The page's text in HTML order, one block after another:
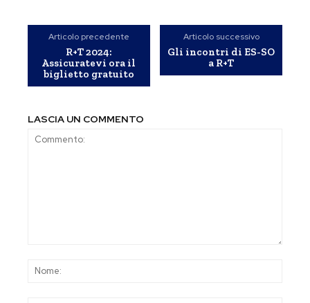
Articolo precedente
R+T 2024:
Assicuratevi ora il
biglietto gratuito
Articolo successivo
Gli incontri di ES-SO
a R+T
LASCIA UN COMMENTO